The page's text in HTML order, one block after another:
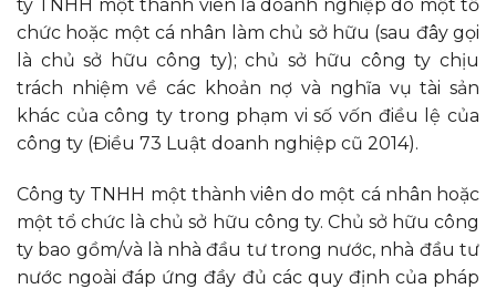
ty TNHH một thành viên là doanh nghiệp do một tổ
chức hoặc một cá nhân làm chủ sở hữu (sau đây gọi
là chủ sở hữu công ty); chủ sở hữu công ty chịu
trách nhiệm về các khoản nợ và nghĩa vụ tài sản
khác của công ty trong phạm vi số vốn điều lệ của
công ty (Điều 73 Luật doanh nghiệp cũ 2014).
Công ty TNHH một thành viên do một cá nhân hoặc
một tổ chức là chủ sở hữu công ty. Chủ sở hữu công
ty bao gồm/và là nhà đầu tư trong nước, nhà đầu tư
nước ngoài đáp ứng đầy đủ các quy định của pháp